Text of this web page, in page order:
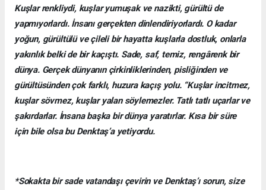
Kuşlar renkliydi, kuşlar yumuşak ve nazikti, gürültü de
yapmıyorlardı. İnsanı gerçekten dinlendiriyorlardı. O kadar
yoğun, gürültülü ve çileli bir hayatta kuşlarla dostluk, onlarla
yakınlık belki de bir kaçıştı. Sade, saf, temiz, rengârenk bir
dünya. Gerçek dünyanın çirkinliklerinden, pisliğinden ve
gürültüsünden çok farklı, huzura kaçış yolu. “Kuşlar incitmez,
kuşlar sövmez, kuşlar yalan söylemezler. Tatlı tatlı uçarlar ve
şakırdarlar. İnsana başka bir dünya yaratırlar. Kısa bir süre
için bile olsa bu Denktaş’a yetiyordu.
*Sokakta bir sade vatandaşı çevirin ve Denktaş’ı sorun, size